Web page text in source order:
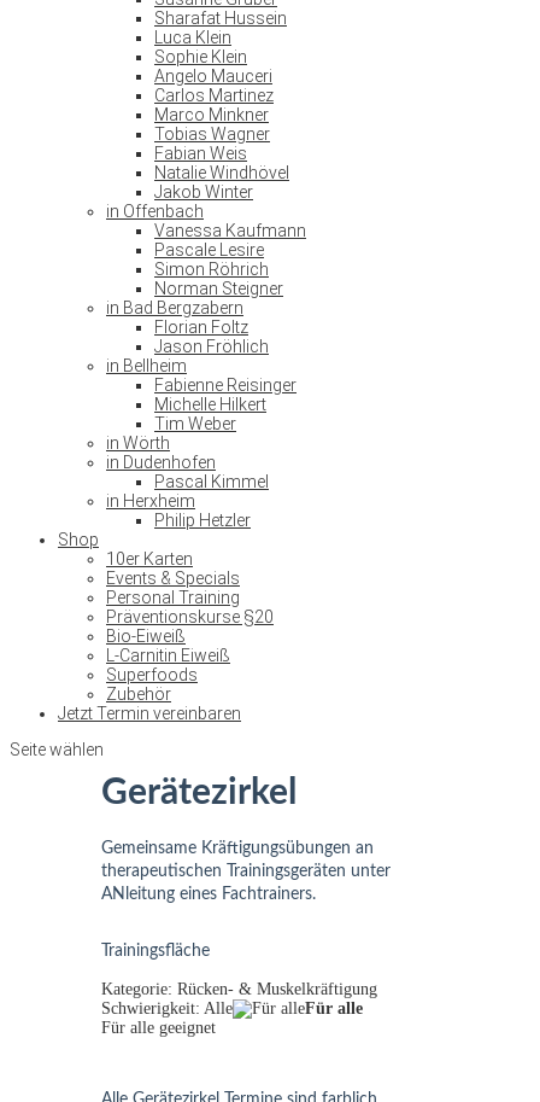
Sharafat Hussein
Luca Klein
Sophie Klein
Angelo Mauceri
Carlos Martinez
Marco Minkner
Tobias Wagner
Fabian Weis
Natalie Windhövel
Jakob Winter
in Offenbach
Vanessa Kaufmann
Pascale Lesire
Simon Röhrich
Norman Steigner
in Bad Bergzabern
Florian Foltz
Jason Fröhlich
in Bellheim
Fabienne Reisinger
Michelle Hilkert
Tim Weber
in Wörth
in Dudenhofen
Pascal Kimmel
in Herxheim
Philip Hetzler
Shop
10er Karten
Events & Specials
Personal Training
Präventionskurse §20
Bio-Eiweiß
L-Carnitin Eiweiß
Superfoods
Zubehör
Jetzt Termin vereinbaren
Seite wählen
Gerätezirkel
Gemeinsame Kräftigungsübungen an
therapeutischen Trainingsgeräten unter
ANleitung eines Fachtrainers.
Trainingsfläche
Kategorie: Rücken- & Muskelkräftigung
Schwierigkeit: Alle
Für alle
Für alle geeignet